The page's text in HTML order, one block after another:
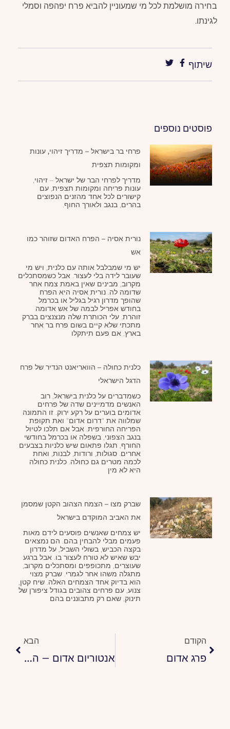
בחירה מושלמת לכל מי שמעוניין להביא פרח יפהפה וסמלי
לגינתו.
שיתוף
פוסטים נוספים
פרחי בר בישראל – מדריך זיהוי, עונות
ומקומות תצפית
מדריך לפרחי הבר של ישראל – זיהוי,
עונות פריחה ומקומות תצפית, עם
קישורים לכל אחד מהזנים הנפוצים
בהרים, בנגב ולאורך החוף.
נורית אסיה – הפרח האדום שזוהר כמו
אש
יש מי שמבלבל אותה עם כלנית, ויש מי
שעובר לידה בלי לעצור. אבל כשמסתכלים
מקרוב, מבינים שאין באמת צמח אחר
שדומה לה. נורית אסיה היא הפרח
שהופך מדרון רגיל בגליל או בכרמל
בחודש אפריל לבמה של אש אדומה
זוהרת. עלי הכותרת שלה מנצנצים בברק
מתכתי שלא קיים בשום פרח בר אחר
בארץ. אם פעם תיתקלו
כלנית כחולה – הוואריאנט הנדיר של פרח
הדגל הישראלי
כשמדברים על כלנית בישראל, רוב
האנשים מדמיינים שדה של פרחים
אדומים בוערים על רקע ירוק. זו התמונה
שמלווה את "דרום אדום" ואת תקופת
הפריחה החורפית. אבל אם תלכו לטיול
בנגב הצפוני, בשפלה או בכרמל בחודשי
החורף, תגלו פתאום שיש כלניות בצבעים
אחרים. סגולות, ורודות, לבנות, ואחת
לכמה מטרים גם כחולה. כלנית כחולה
היא לא מין
שברק מצו – הצמח הצהוב הקטן שמסמן
את האביב המוקדם בישראל
יש צמחים שאנשים פוסעים לידם מאות
פעמים מבלי להבחין בהם. הם נמצאים
בקצה הכביש, בשולי השביל, על מדרון
יבש שאיש לא טורח לעצור בו. אבל ברגע
שעוצרים, מתכופפים ומסתכלים מקרוב,
מתגלה משהו אחר לגמרי. שברק מצוי
הוא בדיוק אחד הצמחים האלה. שיח קטן,
צנוע, עם פרחים צהובים בגודל ציפורן של
תינוק, שאם רק מתבוננים בהם
הקודם
פרג אדום
הבא
אנטוריום אדום – הפרח המרהיב שיקסים את ביתכם